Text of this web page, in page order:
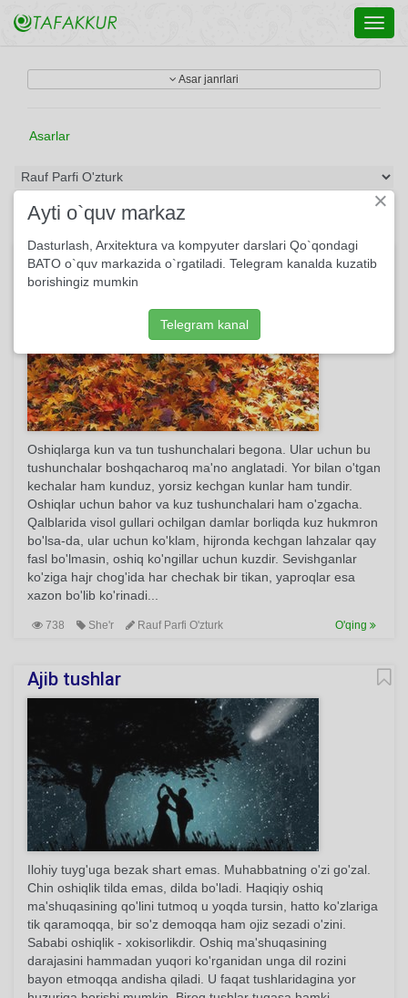
Asar janrlari
Asarlar
Xazon qo'shig'i
Oshiqlarga kun va tun tushunchalari begona. Ular uchun bu
tushunchalar boshqacharoq ma'no anglatadi. Yor bilan o'tgan
kechalar ham kunduz, yorsiz kechgan kunlar ham tundir.
Oshiqlar uchun bahor va kuz tushunchalari ham o'zgacha.
Qalblarida visol gullari ochilgan damlar borliqda kuz hukmron
bo'lsa-da, ular uchun ko'klam, hijronda kechgan lahzalar qay
fasl bo'lmasin, oshiq ko'ngillar uchun kuzdir. Sevishganlar
ko'ziga hajr chog'ida har chechak bir tikan, yaproqlar esa
xazon bo'lib ko'rinadi...
738 She'r Rauf Parfi O'zturk O'qing
Ajib tushlar
Ilohiy tuyg'uga bezak shart emas. Muhabbatning o'zi go'zal.
Chin oshiqlik tilda emas, dilda bo'ladi. Haqiqiy oshiq
ma'shuqasining qo'lini tutmoq u yoqda tursin, hatto ko'zlariga
tik qaramoqqa, bir so'z demoqqa ham ojiz sezadi o'zini.
Sababi oshiqlik - xokisorlikdir. Oshiq ma'shuqasining
darajasini hammadan yuqori ko'rganidan unga dil rozini
bayon etmoqqa andisha qiladi. U faqat tushlaridagina yor
×
Ayti o`quv markaz
Dasturlash, Arxitektura va kompyuter darslari Qo`qondagi
BATO o`quv markazida o`rgatiladi. Telegram kanalda kuzatib
borishingiz mumkin
Telegram kanal